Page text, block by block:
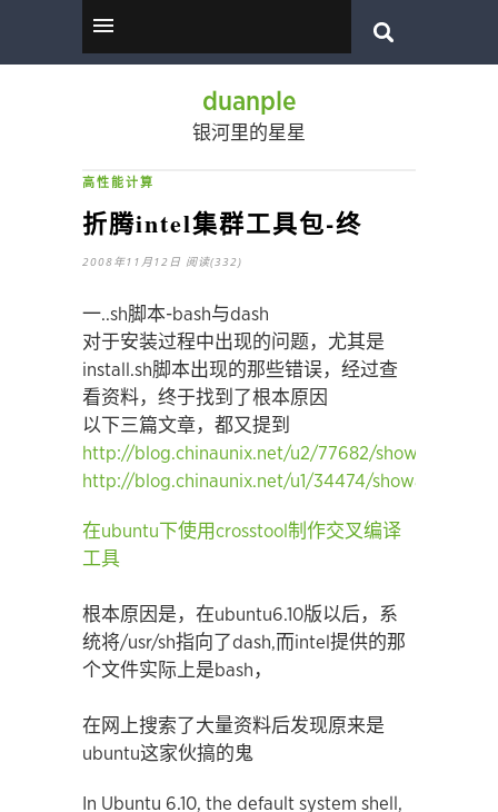
duanple
银河里的星星
高性能计算
折腾intel集群工具包-终
2008年11月12日 阅读(332)
一..sh脚本-bash与dash
对于安装过程中出现的问题，尤其是
install.sh脚本出现的那些错误，经过查
看资料，终于找到了根本原因
以下三篇文章，都又提到
http://blog.chinaunix.net/u2/77682/
http://blog.chinaunix.net/u1/34474/
在ubuntu下使用crosstool制作交叉编译
工具
根本原因是，在ubuntu6.10版以后，系
统将/usr/sh指向了dash,而intel提供的那
个文件实际上是bash，
在网上搜索了大量资料后发现原来是
ubuntu这家伙搞的鬼
In Ubuntu 6.10, the default system shell,